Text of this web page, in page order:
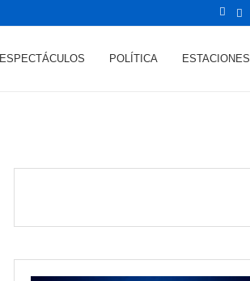
ESPECTÁCULOS POLÍTICA ESTACIONES